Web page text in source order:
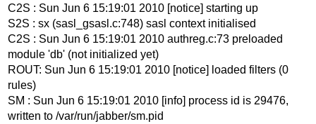
C2S : Sun Jun 6 15:19:01 2010 [notice] starting up
S2S : sx (sasl_gsasl.c:748) sasl context initialised
C2S : Sun Jun 6 15:19:01 2010 authreg.c:73 preloaded
module 'db' (not initialized yet)
ROUT: Sun Jun 6 15:19:01 2010 [notice] loaded filters (0
rules)
SM : Sun Jun 6 15:19:01 2010 [info] process id is 29476,
written to /var/run/jabber/sm.pid